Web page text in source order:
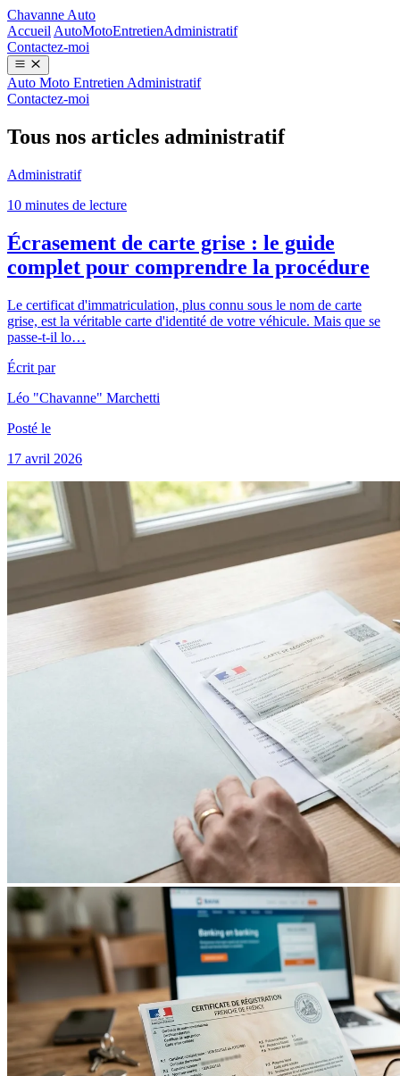
Chavanne Auto
Accueil AutoMotoEntretienAdministratif
Contactez-moi
Auto Moto Entretien Administratif
Contactez-moi
Tous nos articles administratif
Administratif
10 minutes de lecture
Écrasement de carte grise : le guide
complet pour comprendre la procédure
Le certificat d'immatriculation, plus connu sous le nom de carte
grise, est la véritable carte d'identité de votre véhicule. Mais que se
passe-t-il lo…
Écrit par
Léo "Chavanne" Marchetti
Posté le
17 avril 2026